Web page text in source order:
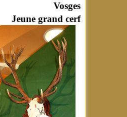
Vosges
Jeune grand cerf